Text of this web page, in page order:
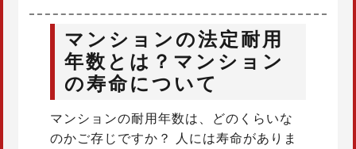
マンションの法定耐用
年数とは？マンション
の寿命について
マンションの耐用年数は、どのくらいな
のかご存じですか？ 人には寿命がありま